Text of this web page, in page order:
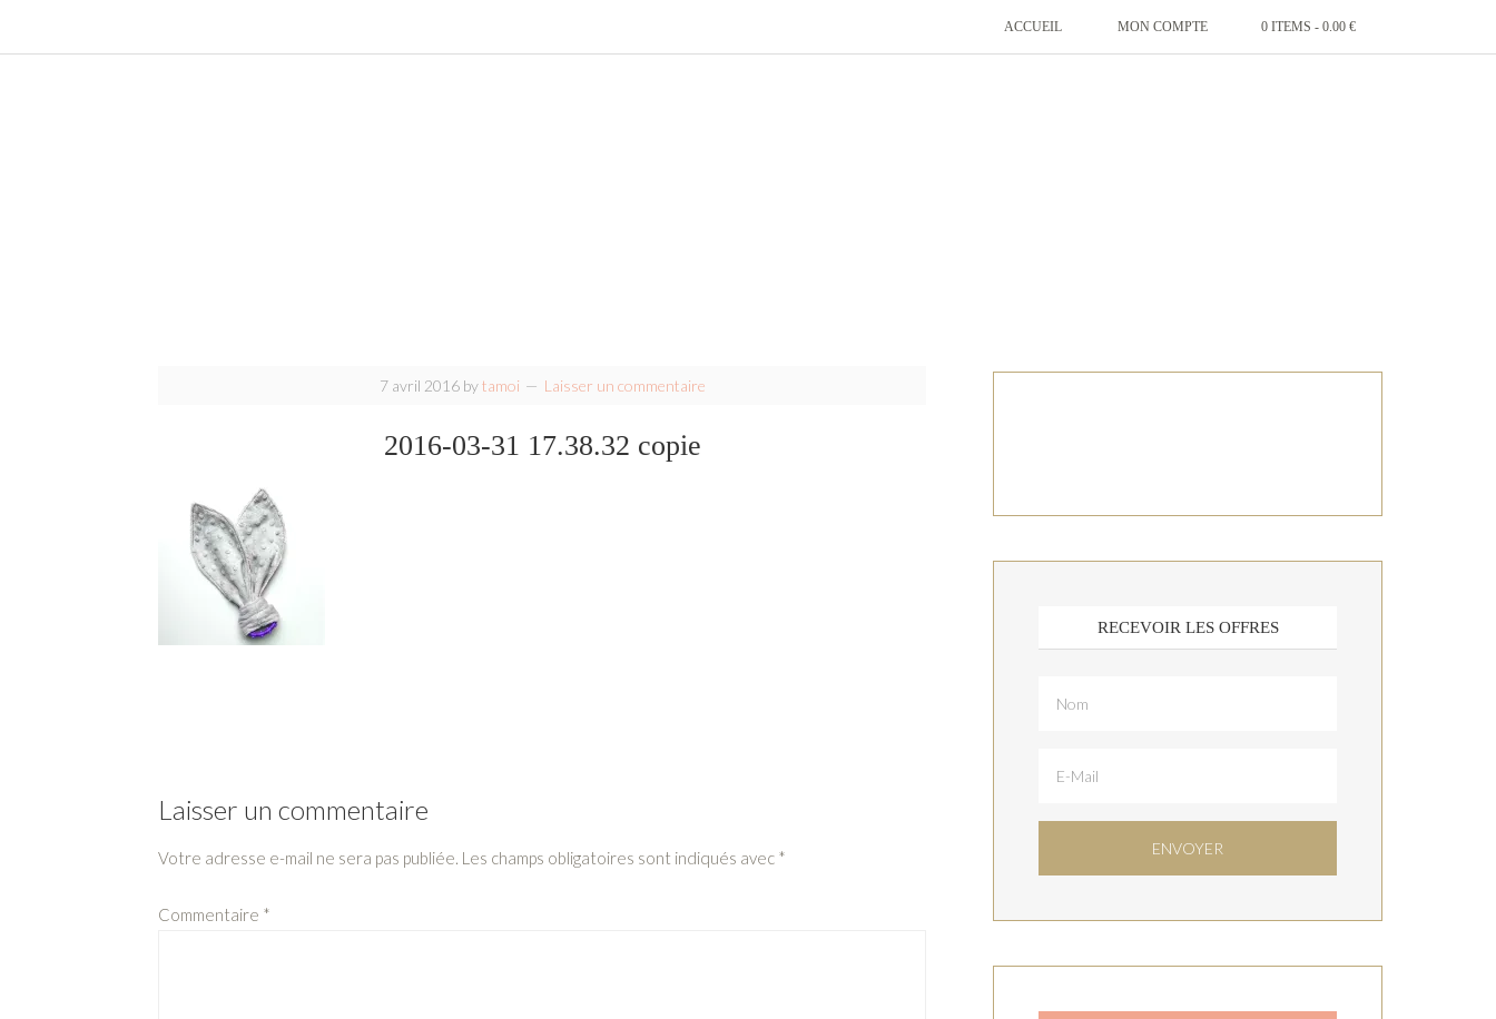
ACCUEIL MON COMPTE 0 ITEMS - 0.00 €
7 avril 2016bytamoi Laisser un commentaire
2016-03-31 17.38.32 copie
Laisser un commentaire
Votre adresse e-mail ne sera pas publiée. Les champs obligatoires sont indiqués avec *
Commentaire *
RECEVOIR LES OFFRES